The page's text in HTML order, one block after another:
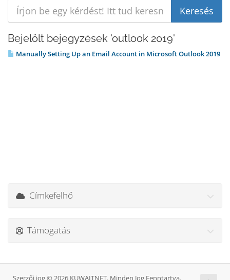
Bejelölt bejegyzések 'outlook 2019'
Manually Setting Up an Email Account in Microsoft Outlook 2019
Címkefelhő
Támogatás
Szerzői jog © 2026 KUWAITNET. Minden Jog Fenntartva.